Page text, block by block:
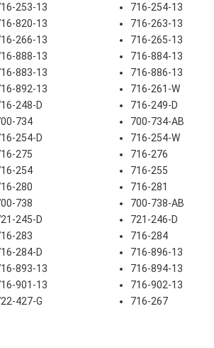
253-13 716-254-13
820-13 716-263-13
266-13 716-265-13
888-13 716-884-13
883-13 716-886-13
892-13 716-261-W
248-D 716-249-D
734 700-734-AB
254-D 716-254-W
275 716-276
254 716-255
280 716-281
738 700-738-AB
245-D 721-246-D
283 716-284
284-D 716-896-13
893-13 716-894-13
901-13 716-902-13
427-G 716-267